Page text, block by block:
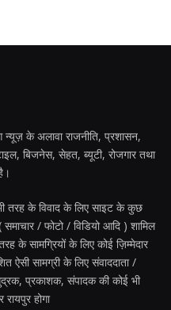
न्यूज़ के अलावा राजनीति, प्रशासन,
बिजनेस, सेहत, ब्यूटी, रोजगार तथा
तरह के विवाद के लिए साइट के कुछ
समाचार / फोटो / विडियो आदि ) शामिल
के सामग्रियों के लिए कोई ज़िम्मेदार
ऐसी सामग्री के लिए संवाददाता /
प्रकाशक, संपादक की कोई भी
रायपुर होगा